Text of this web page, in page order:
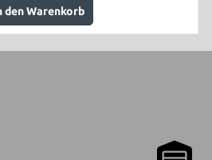
den Warenkorb